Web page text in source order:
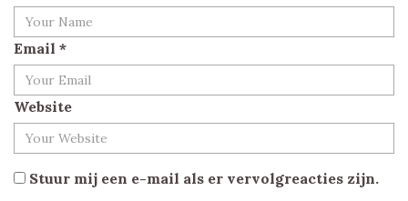
Email *
Website
Stuur mij een e-mail als er vervolgreacties zijn.